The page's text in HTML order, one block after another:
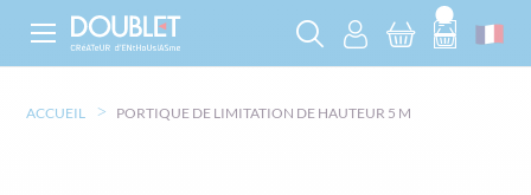
ACCUEIL PORTIQUE DE LIMITATION DE HAUTEUR 5 M